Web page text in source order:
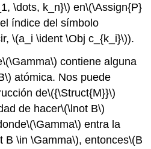
\dots, k_n}\) en\(\Assign{P}
índice del símbolo
\(a_i \ident \Obj c_{k_i}\)).
\(\Gamma\) contiene alguna
atómica. Nos puede
de\({\Struct{M}}\)
de hacer\(\lnot B\)
\(\Gamma\) entra la
B \in \Gamma\), entonces\(B